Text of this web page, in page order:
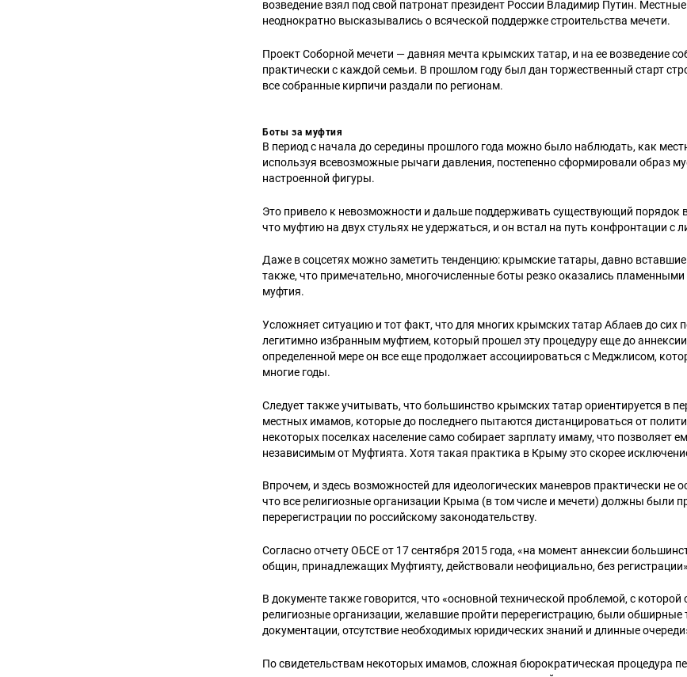
Искать:
возведение взял под свой патронат президент России Владимир Путин.
неоднократно высказывались о всяческой поддержке строительства мечети.
Проект Соборной мечети — давняя мечта крымских татар, и на ее возведение
практически с каждой семьи. В прошлом году был дан торжественный старт
все собранные кирпичи раздали по регионам.
Боты за муфтия
В период с начала до середины прошлого года можно было наблюдать, как
используя всевозможные рычаги давления, постепенно сформировали образ
настроенной фигуры.
Это привело к невозможности и дальше поддерживать существующий порядок
что муфтию на двух стульях не удержаться, и он встал на путь конфронтации с
Даже в соцсетях можно заметить тенденцию: крымские татары, давно вставшие
также, что примечательно, многочисленные боты резко оказались
муфтия.
Усложняет ситуацию и тот факт, что для многих крымских татар Аблаев до сих
легитимно избранным муфтием, который прошел эту процедуру еще до
определенной мере он все еще продолжает ассоциироваться с Меджлисом,
многие годы.
Следует также учитывать, что большинство крымских татар ориентируется в
местных имамов, которые до последнего пытаются дистанцироваться от
некоторых поселках население само собирает зарплату имаму, что позволяет
независимым от Муфтията. Хотя такая практика в Крыму это скорее
Впрочем, и здесь возможностей для идеологических маневров практически не
что все религиозные организации Крыма (в том числе и мечети) должны были
перерегистрации по российскому законодательству.
Согласно отчету ОБСЕ от 17 сентября 2015 года, «на момент аннексии
общин, принадлежащих Муфтияту, действовали неофициально, без
В документе также говорится, что «основной технической проблемой, с которой
религиозные организации, желавшие пройти перерегистрацию, были обширные
документации, отсутствие необходимых юридических знаний и длинные
По свидетельствам некоторых имамов, сложная бюрократическая процедура